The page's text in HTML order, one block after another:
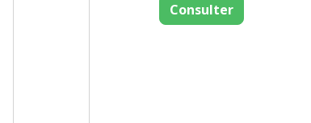
Consulter